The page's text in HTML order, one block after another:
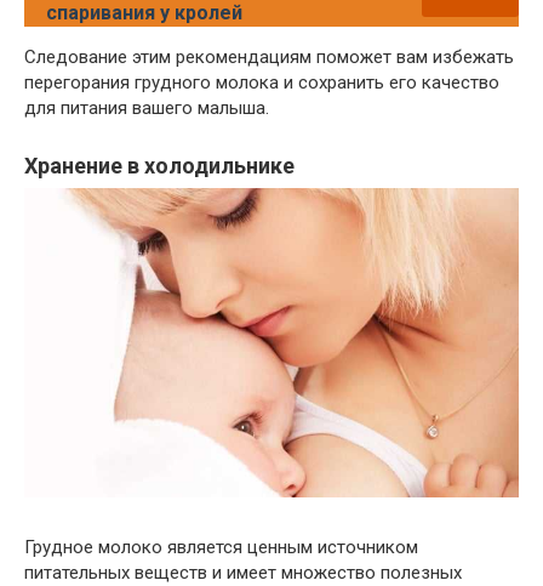
спаривания у кролей
Следование этим рекомендациям поможет вам избежать
перегорания грудного молока и сохранить его качество
для питания вашего малыша.
Хранение в холодильнике
Грудное молоко является ценным источником
питательных веществ и имеет множество полезных